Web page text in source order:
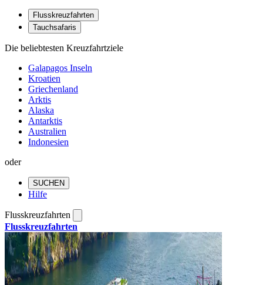
Flusskreuzfahrten
Tauchsafaris
Die beliebtesten Kreuzfahrtziele
Galapagos Inseln
Kroatien
Griechenland
Arktis
Alaska
Antarktis
Australien
Indonesien
oder
SUCHEN
Hilfe
Flusskreuzfahrten
Flusskreuzfahrten